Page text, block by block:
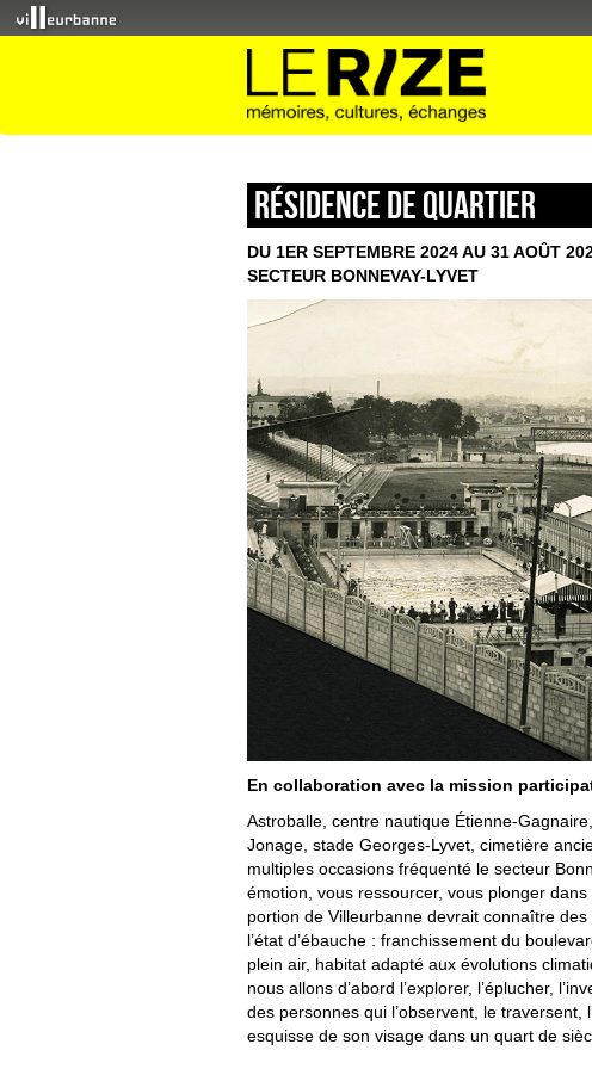
Résidence de quartier
DU 1ER SEPTEMBRE 2024 AU 31 AOÛT
SECTEUR BONNEVAY-LYVET
En collaboration avec la mission
Astroballe, centre nautique Étienne-
Jonage, stade Georges-Lyvet, cimetière
multiples occasions fréquenté le secteur
émotion, vous ressourcer, vous plonger
portion de Villeurbanne devrait connaître
l’état d’ébauche : franchissement du
plein air, habitat adapté aux évolutions
nous allons d’abord l’explorer, l’éplucher,
des personnes qui l’observent, le
esquisse de son visage dans un quart de